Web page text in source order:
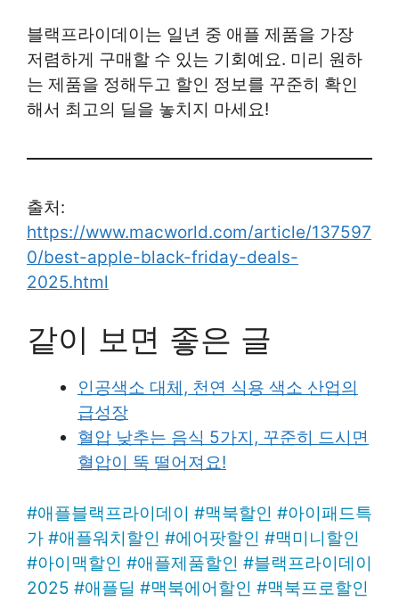
블랙프라이데이는 일년 중 애플 제품을 가장
저렴하게 구매할 수 있는 기회예요. 미리 원하
는 제품을 정해두고 할인 정보를 꾸준히 확인
해서 최고의 딜을 놓치지 마세요!
출처:
https://www.macworld.com/article/137597
0/best-apple-black-friday-deals-
2025.html
같이 보면 좋은 글
인공색소 대체, 천연 식용 색소 산업의
급성장
혈압 낮추는 음식 5가지, 꾸준히 드시면
혈압이 뚝 떨어져요!
#애플블랙프라이데이 #맥북할인 #아이패드특
가 #애플워치할인 #에어팟할인 #맥미니할인
#아이맥할인 #애플제품할인 #블랙프라이데이
2025 #애플딜 #맥북에어할인 #맥북프로할인